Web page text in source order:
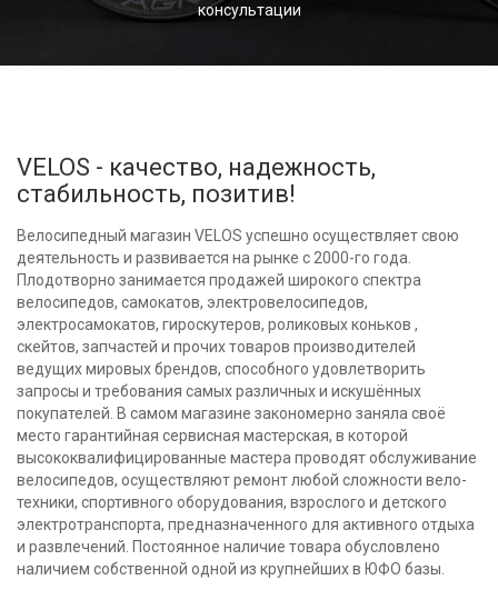
консультации
VELOS - качество, надежность,
стабильность, позитив!
Велосипедный магазин VELOS успешно осуществляет свою
деятельность и развивается на рынке с 2000-го года.
Плодотворно занимается продажей широкого спектра
велосипедов, самокатов, электровелосипедов,
электросамокатов, гироскутеров, роликовых коньков ,
скейтов, запчастей и прочих товаров производителей
ведущих мировых брендов, способного удовлетворить
запросы и требования самых различных и искушённых
покупателей. В самом магазине закономерно заняла своё
место гарантийная сервисная мастерская, в которой
высококвалифицированные мастера проводят обслуживание
велосипедов, осуществляют ремонт любой сложности вело-
техники, спортивного оборудования, взрослого и детского
электротранспорта, предназначенного для активного отдыха
и развлечений. Постоянное наличие товара обусловлено
наличием собственной одной из крупнейших в ЮФО базы.